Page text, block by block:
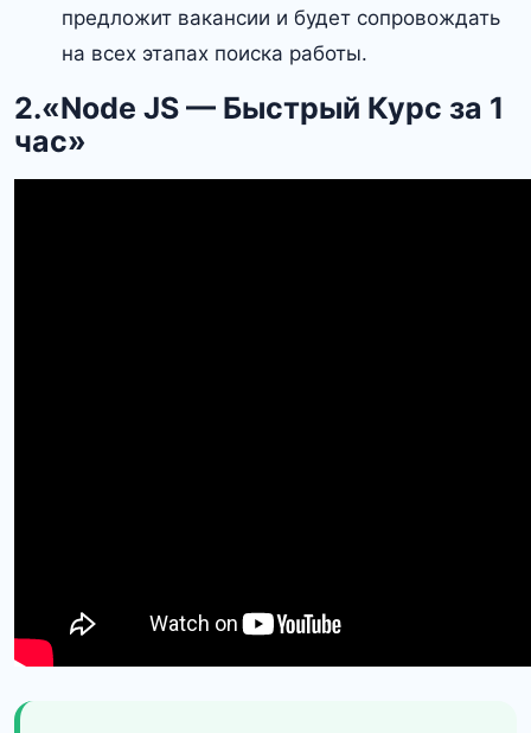
предложит вакансии и будет сопровождать
на всех этапах поиска работы.
2.«Node JS — Быстрый Курс за 1
час»